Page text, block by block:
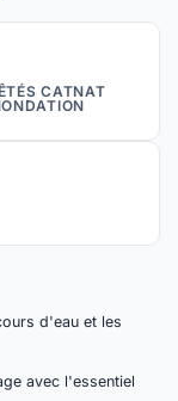
CATNAT
d'eau et les
avec l'essentiel